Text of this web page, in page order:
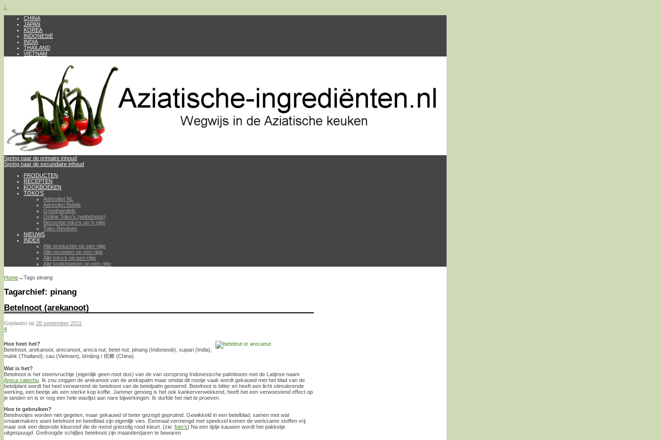
↓
CHINA
JAPAN
KOREA
INDONESIË
INDIA
THAILAND
VIETNAM
Spring naar de primaire inhoud
Spring naar de secundaire inhoud
PRODUCTEN
RECEPTEN
KOOKBOEKEN
TOKO’S
Adreslijst NL
Adreslijst België
Groothandels
Online Toko’s (webshops)
Bezochte toko’s op ’n rijtje
Toko Reviews
NIEUWS
INDEX
Alle producten op een rijtje
Alle recepten op een rijtje
Alle toko’s op een rijtje
Alle kookboeken op een rijtje
Home→Tags pinang
Tagarchief: pinang
Betelnoot (arekanoot)
Geplaatst op 28 september 2011
4
Hoe heet het?
Betelnoot, arekanoot, arecanoot, areca nut, betel nut, pinang (Indonesië), supari (India),
mahk (Thailand), cau (Vietnam), bīnláng / 槟榔 (China).
Wat is het?
Betelnoot is het steenvruchtje (eigenlijk geen noot dus) van de van oorsprong Indonesische palmboom met de Latijnse naam
Areca catechu . Ik zou zeggen de arekanoot van de arekapalm maar omdat dit nootje vaak wordt gekauwd met het blad van de
betelplant wordt het heel verwarrend de betelnoot van de betelpalm genoemd. Betelnoot is bitter en heeft een licht stimulerende
werking, een beetje als een sterke kop koffie. Jammer genoeg is het ook kankerverwekkend, heeft het een verwoestend effect op
je tanden en is er nog een hele waslijst aan nare bijwerkingen. Ik durfde het niet te proeven.
Hoe te gebruiken?
Betelnootjes worden niet gegeten, maar gekauwd of beter gezegd gepruimd. Gewikkeld in een betelblad, samen met wat
smaakmakers want betelnoot en betelblad zijn eigenlijk vies. Eenmaal vermengd met speeksel komen de werkzame stoffen vrij
maar ook een dieprode kleurstof die de mond griezelig rood kleurt. (zie: foto’s) Na een tijdje kauwen wordt het pakketje
uitgespuugd. Gedroogde schijfjes betelnoot zijn maanden/jaren te bewaren